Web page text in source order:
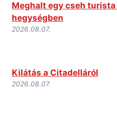
Meghalt egy cseh turista
hegységben
2026.08.07.
Kilátás a Citadelláról
2026.08.07.